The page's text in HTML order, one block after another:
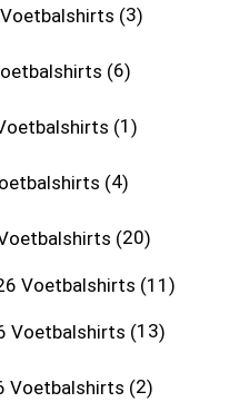
3
6
1
4
20
Voetbalshirts 11
Voetbalshirts 13
Voetbalshirts 2